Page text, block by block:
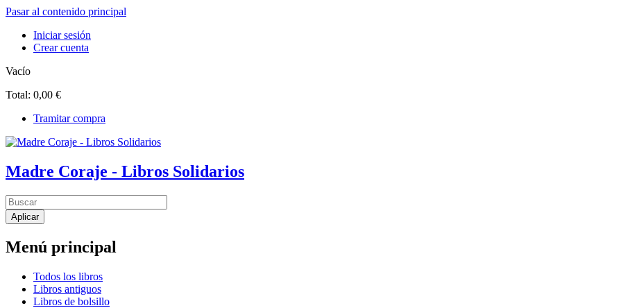
Pasar al contenido principal
Iniciar sesión
Crear cuenta
Vacío
Total: 0,00 €
Tramitar compra
Madre Coraje - Libros Solidarios
Menú principal
Todos los libros
Libros antiguos
Libros de bolsillo